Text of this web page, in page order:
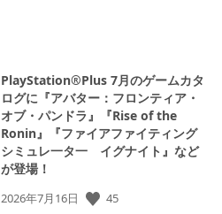
PlayStation®Plus 7月のゲームカタ
ログに『アバター：フロンティア・
オブ・パンドラ』『Rise of the
Ronin』『ファイアファイティング
シミュレ一タ一 イグナイト』など
が登場！
公
2026年7月16日 45